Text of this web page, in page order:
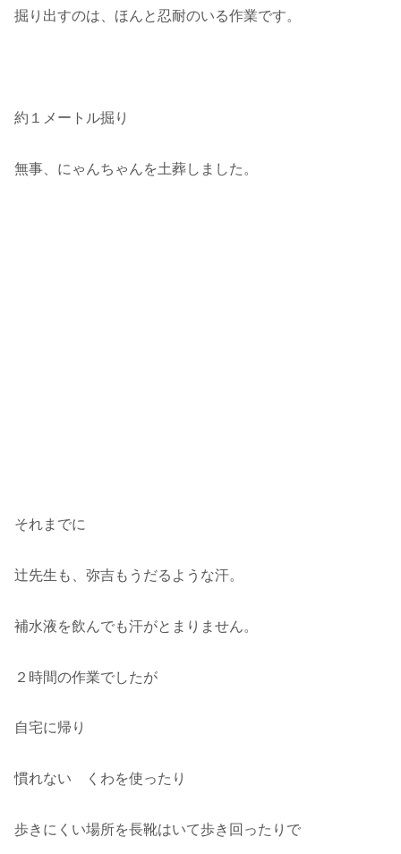
掘り出すのは、ほんと忍耐のいる作業です。
約１メートル掘り
無事、にゃんちゃんを土葬しました。
それまでに
辻先生も、弥吉もうだるような汗。
補水液を飲んでも汗がとまりません。
２時間の作業でしたが
自宅に帰り
慣れない くわを使ったり
歩きにくい場所を長靴はいて歩き回ったりで